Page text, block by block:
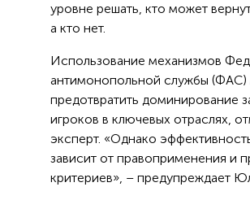
уровне решать, кто может
а кто нет.
Использование механизмов
антимонопольной службы
предотвратить доминирование
игроков в ключевых отраслях,
эксперт. «Однако
зависит от правоприменения и
критериев», – предупреждает